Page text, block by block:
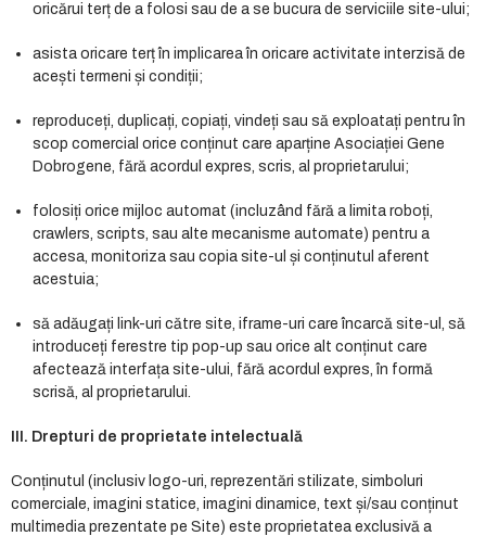
oricărui terț de a folosi sau de a se bucura de serviciile site-ului;
asista oricare terț în implicarea în oricare activitate interzisă de
acești termeni și condiții;
reproduceți, duplicați, copiați, vindeți sau să exploatați pentru în
scop comercial orice conținut care aparține Asociației Gene
Dobrogene, fără acordul expres, scris, al proprietarului;
folosiți orice mijloc automat (incluzând fără a limita roboți,
crawlers, scripts, sau alte mecanisme automate) pentru a
accesa, monitoriza sau copia site-ul și conținutul aferent
acestuia;
să adăugați link-uri către site, iframe-uri care încarcă site-ul, să
introduceți ferestre tip pop-up sau orice alt conținut care
afectează interfața site-ului, fără acordul expres, în formă
scrisă, al proprietarului.
III. Drepturi de proprietate intelectuală
Conținutul (inclusiv logo-uri, reprezentări stilizate, simboluri
comerciale, imagini statice, imagini dinamice, text și/sau conținut
multimedia prezentate pe Site) este proprietatea exclusivă a